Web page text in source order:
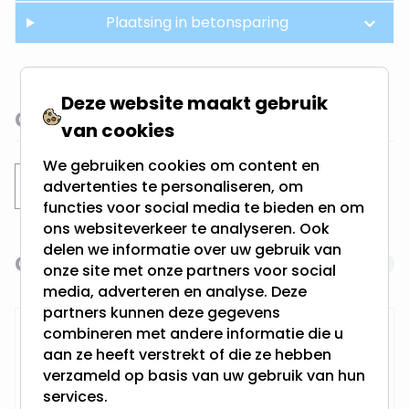
Plaatsing in betonsparing
Gerelateerde categorieën
Inbouwspots Dubbele spots
Navigating through the elements of the carousel is
Press to skip carousel
Gerelateerde producten
Warmglow inbouwspot | Elmer
Deze website maakt gebruik
van cookies
We gebruiken cookies om content en
advertenties te personaliseren, om
functies voor social media te bieden en om
ons websiteverkeer te analyseren. Ook
delen we informatie over uw gebruik van
onze site met onze partners voor social
media, adverteren en analyse. Deze
partners kunnen deze gegevens
combineren met andere informatie die u
aan ze heeft verstrekt of die ze hebben
verzameld op basis van uw gebruik van hun
services.